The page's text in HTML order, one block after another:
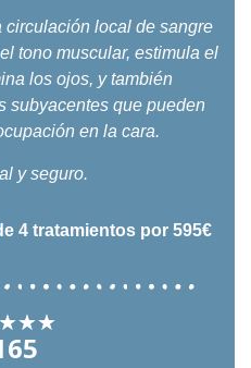
circulación local de sangre
tono muscular, estimula el
los ojos, y también
subyacentes que pueden
en la cara.
y seguro.
4 tratamientos por 595€
★★★